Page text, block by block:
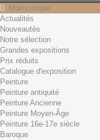
Mon compte
Contact
Français
English
Français
Actualités
Rechercher
Actualités
Nouveautés
Notre sélection
Grandes expositions
Prix réduits
Catalogue d'exposition
Peinture
Peinture antiquité
Peinture Ancienne
Peinture Moyen-Âge
Peinture 16e-17e siècle
Baroque